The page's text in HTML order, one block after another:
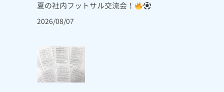
夏の社内フットサル交流会！
2026/08/07